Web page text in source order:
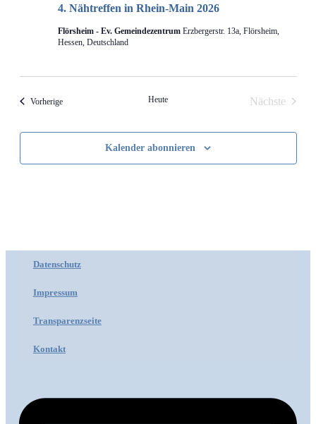
4. Nähtreffen in Rhein-Main 2026
Flörsheim - Ev. Gemeindezentrum Erzbergerstr. 13a, Flörsheim,
Hessen, Deutschland
VorherigeVeranstaltungen Heute Nächste
Kalender abonnieren
Datenschutz
Impressum
Transparenzseite
Kontakt